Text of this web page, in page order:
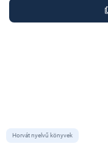
Horvát nyelvű könyvek